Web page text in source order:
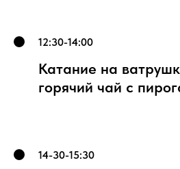
12:30-14:00
Катание на
горячий чай с
14-30-15:30